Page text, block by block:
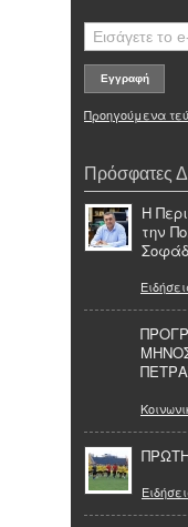
Προηγούμενα
Πρόσφατες
Η
την